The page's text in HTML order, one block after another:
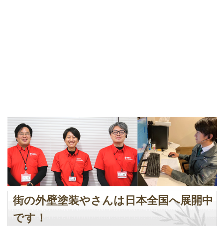
街の外壁塗装やさんは日本全国へ展開中
です！